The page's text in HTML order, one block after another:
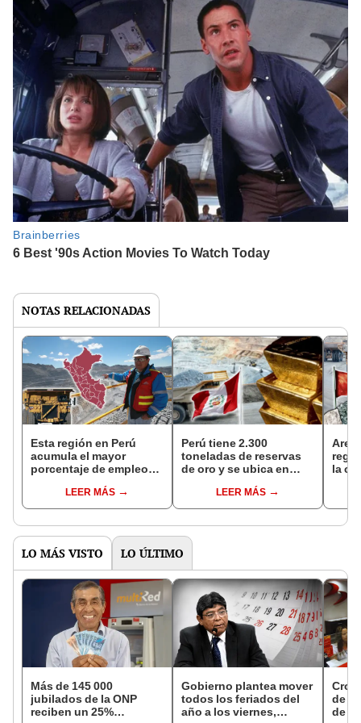
NOTAS RELACIONADAS
Esta región en Perú
acumula el mayor
porcentaje de empleo
¿cuál es y a cuánto
asciende?
LEER MÁS
Perú tiene 2.300
toneladas de reservas
de oro y se ubica en
mundial: ¿qué país
tiene más?
LEER MÁS
la
LO MÁS VISTO LO ÚLTIMO
Más de 145 000
jubilados de la ONP
reciben un 25%
Gobierno plantea mover
todos los feriados del
año a los viernes,
de
de